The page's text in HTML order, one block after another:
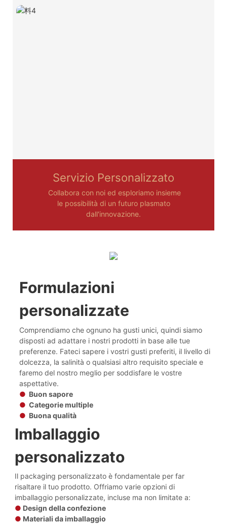
Servizio Personalizzato
Collabora con noi ed esploriamo insieme
le possibilità di un futuro plasmato
dall'innovazione.
Formulazioni
personalizzate
Comprendiamo che ognuno ha gusti unici, quindi siamo
disposti ad adattare i nostri prodotti in base alle tue
preferenze. Fateci sapere i vostri gusti preferiti, il livello di
dolcezza, la salinità o qualsiasi altro requisito speciale e
faremo del nostro meglio per soddisfare le vostre
aspettative.
● Buon sapore
● Categorie multiple
● Buona qualità
Imballaggio
personalizzato
Il packaging personalizzato è fondamentale per far
risaltare il tuo prodotto. Offriamo varie opzioni di
imballaggio personalizzate, incluse ma non limitate a:
● Design della confezione
● Materiali da imballaggio